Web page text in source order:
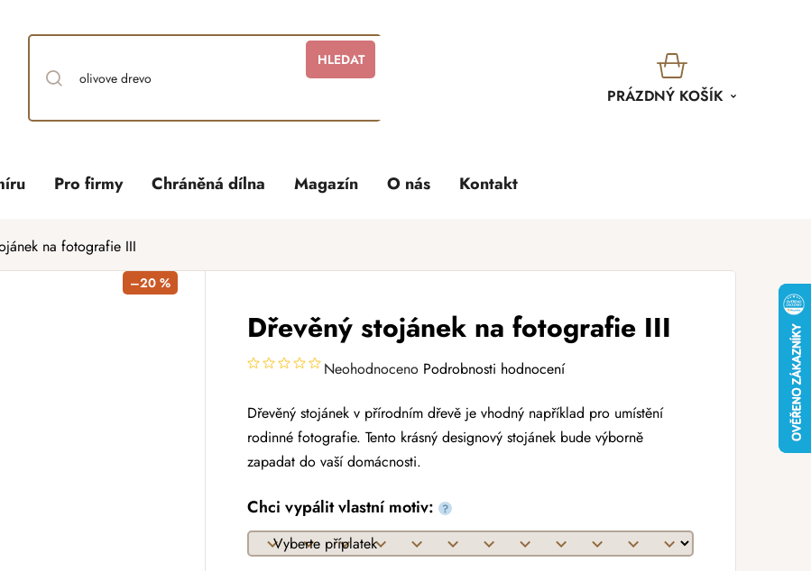
HLEDAT
KOŠÍK
PRÁZDNÝ KOŠÍK
Pro firmy Chráněná dílna Magazín O nás Kontakt
na fotografie III
Dřevěný stojánek na fotografie III
Neohodnoceno Podrobnosti hodnocení
Dřevěný stojánek v přírodním dřevě je vhodný například pro umístění
rodinné fotografie. Tento krásný designový stojánek bude výborně
zapadat do vaší domácnosti.
Chci vypálit vlastní motiv: ?
–20 %